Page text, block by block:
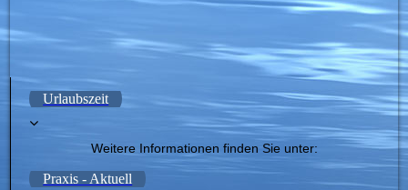
Urlaubszeit
Weitere Informationen finden Sie unter:
Praxis - Aktuell